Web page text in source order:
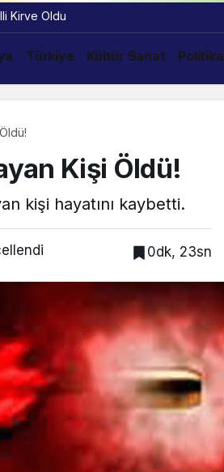
Kirve Oldu
Türkiye Kültür Sanat Politika
Kişi Öldü!
kişi hayatını kaybetti.
0dk, 23sn